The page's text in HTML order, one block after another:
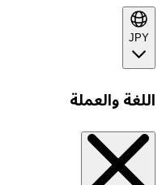
JPY
اللغة والعملة